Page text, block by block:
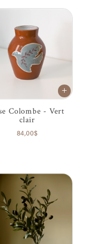
Colombe - Vert
clair
84,00$